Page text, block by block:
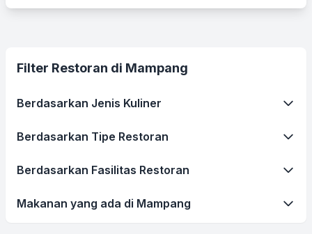
Filter Restoran di Mampang
Berdasarkan Jenis Kuliner
Berdasarkan Tipe Restoran
Berdasarkan Fasilitas Restoran
Makanan yang ada di Mampang